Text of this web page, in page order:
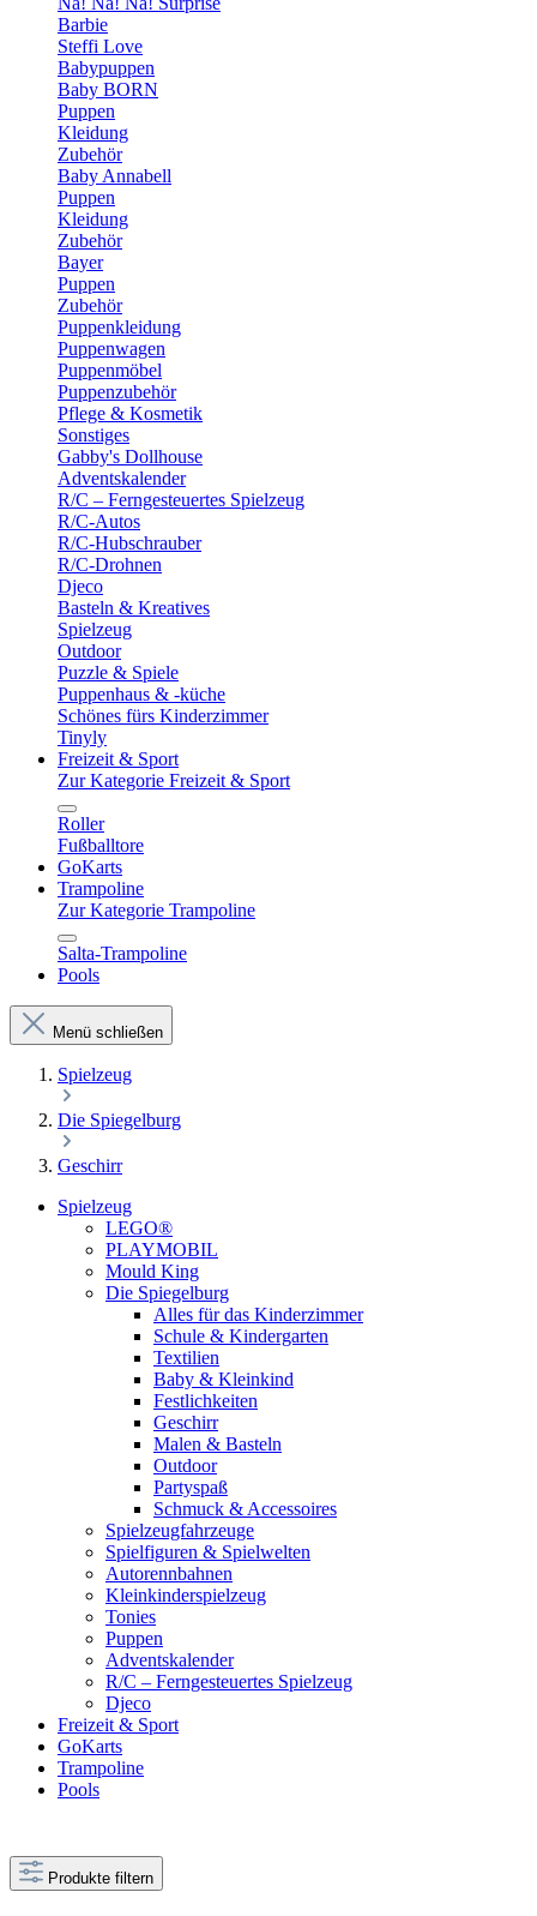
Barbie
Steffi Love
Babypuppen
Baby BORN
Puppen
Kleidung
Zubehör
Baby Annabell
Puppen
Kleidung
Zubehör
Bayer
Puppen
Zubehör
Puppenkleidung
Puppenwagen
Puppenmöbel
Puppenzubehör
Pflege & Kosmetik
Sonstiges
Gabby's Dollhouse
Adventskalender
R/C – Ferngesteuertes Spielzeug
R/C-Autos
R/C-Hubschrauber
R/C-Drohnen
Djeco
Basteln & Kreatives
Spielzeug
Outdoor
Puzzle & Spiele
Puppenhaus & -küche
Schönes fürs Kinderzimmer
Tinyly
Freizeit & Sport
Zur Kategorie Freizeit & Sport
Roller
Fußballtore
GoKarts
Trampoline
Zur Kategorie Trampoline
Salta-Trampoline
Pools
Menü schließen
Spielzeug
Die Spiegelburg
Geschirr
Spielzeug
LEGO®
PLAYMOBIL
Mould King
Die Spiegelburg
Alles für das Kinderzimmer
Schule & Kindergarten
Textilien
Baby & Kleinkind
Festlichkeiten
Geschirr
Malen & Basteln
Outdoor
Partyspaß
Schmuck & Accessoires
Spielzeugfahrzeuge
Spielfiguren & Spielwelten
Autorennbahnen
Kleinkinderspielzeug
Tonies
Puppen
Adventskalender
R/C – Ferngesteuertes Spielzeug
Djeco
Freizeit & Sport
GoKarts
Trampoline
Pools
Produkte filtern